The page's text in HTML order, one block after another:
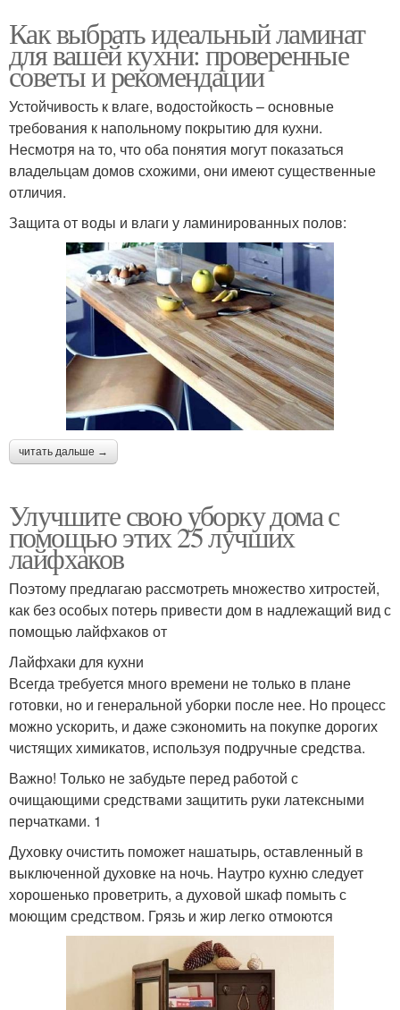
Как выбрать идеальный ламинат
для вашей кухни: проверенные
советы и рекомендации
Устойчивость к влаге, водостойкость – основные
требования к напольному покрытию для кухни.
Несмотря на то, что оба понятия могут показаться
владельцам домов схожими, они имеют существенные
отличия.
Защита от воды и влаги у ламинированных полов:
читать дальше →
Улучшите свою уборку дома с
помощью этих 25 лучших
лайфхаков
Поэтому предлагаю рассмотреть множество хитростей,
как без особых потерь привести дом в надлежащий вид с
помощью лайфхаков от
Лайфхаки для кухни
Всегда требуется много времени не только в плане
готовки, но и генеральной уборки после нее. Но процесс
можно ускорить, и даже сэкономить на покупке дорогих
чистящих химикатов, используя подручные средства.
Важно! Только не забудьте перед работой с
очищающими средствами защитить руки латексными
перчатками. 1
Духовку очистить поможет нашатырь, оставленный в
выключенной духовке на ночь. Наутро кухню следует
хорошенько проветрить, а духовой шкаф помыть с
моющим средством. Грязь и жир легко отмоются